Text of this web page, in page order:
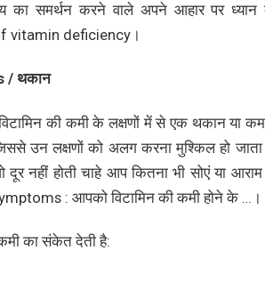
का समर्थन करने वाले अपने आहार पर
vitamin deficiency।
/ थकान
की कमी के लक्षणों में से एक थकान
उन लक्षणों को अलग करना मुश्किल हो
दूर नहीं होती चाहे आप कितना भी सोएं या
: आपको विटामिन की कमी होने के …।
का संकेत देती है: